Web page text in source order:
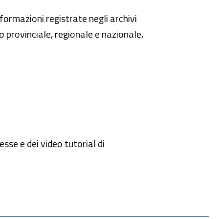
registrate negli archivi
regionale e nazionale,
e dei video tutorial di